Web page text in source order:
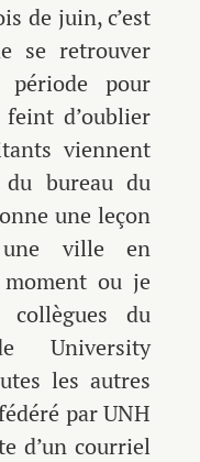
de juin, c’est
se retrouver
pour
d’oublier
viennent
bureau du
une leçon
une ville en
ou je
du
University
les autres
par UNH
d’un courriel